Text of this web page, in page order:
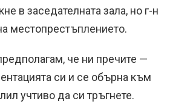
в заседателната зала, но г-н
местопрестъплението.
че ни пречите —
си и се обърна към
учтиво да си тръгнете.